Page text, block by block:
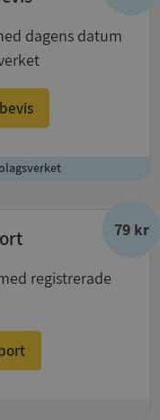
dagens datum
79 kr
registrerade